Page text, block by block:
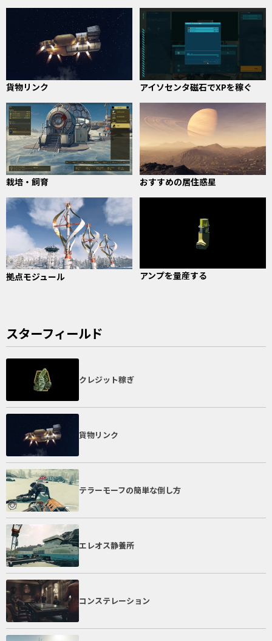
貨物リンク アイソセンタ磁石でXPを稼ぐ
栽培・飼育 おすすめの居住惑星
拠点モジュール アンプを量産する
スターフィールド
クレジット稼ぎ
貨物リンク
テラーモーフの簡単な倒し方
エレオス静養所
コンステレーション